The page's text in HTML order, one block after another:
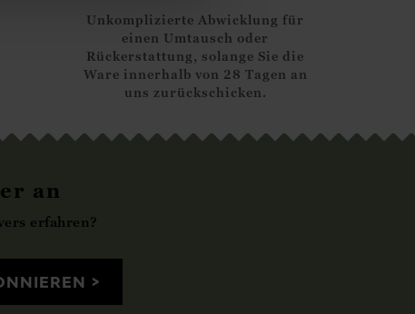
Unkomplizierte Abwicklung für
einen Umtausch oder
Rückerstattung, solange Sie die
Ware innerhalb von 28 Tagen an
uns zurückschicken.
an
erfahren?